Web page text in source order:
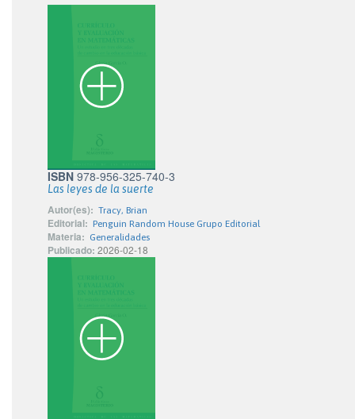
ISBN 978-956-325-740-3
Las leyes de la suerte
Autor(es): Tracy, Brian
Editorial: Penguin Random House Grupo Editorial
Materia: Generalidades
Publicado: 2026-02-18